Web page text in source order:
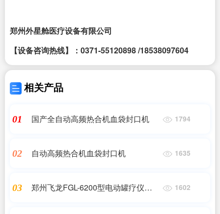
郑州外星舱医疗设备有限公司
【设备咨询热线】：0371-55120898 /18538097604
相关产品
01 国产全自动高频热合机血袋封口机 1794
02 自动高频热合机血袋封口机 1635
03
郑州飞龙FGL-6200型电动罐疗仪电子
1602